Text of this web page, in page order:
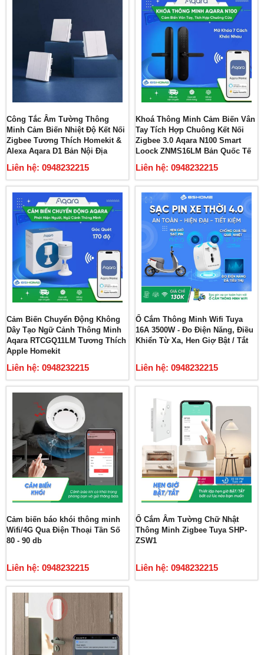
Công Tắc Âm Tường Thông
Minh Cảm Biến Nhiệt Độ Kết Nối
Zigbee Tương Thích Homekit &
Alexa Aqara D1 Bản Nội Địa
Liên hệ: 0948232215
Khoá Thông Minh Cảm Biến Vân
Tay Tích Hợp Chuông Kết Nối
Zigbee 3.0 Aqara N100 Smart
Loock ZNMS16LM Bản Quốc Tế
Liên hệ: 0948232215
Cảm Biến Chuyển Động Không
Dây Tạo Ngữ Cảnh Thông Minh
Aqara RTCGQ11LM Tương Thích
Apple Homekit
Liên hệ: 0948232215
Ổ Cắm Thông Minh Wifi Tuya
16A 3500W - Đo Điện Năng, Điều
Khiển Từ Xa, Hen Giợ Bật / Tắt
Liên hệ: 0948232215
Cảm biến báo khói thông minh
Wifi/4G Qua Điện Thoại Tần Số
80 - 90 db
Liên hệ: 0948232215
Ổ Cắm Âm Tường Chữ Nhật
Thông Minh Zigbee Tuya SHP-
ZSW1
Liên hệ: 0948232215